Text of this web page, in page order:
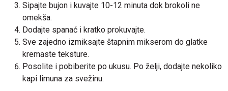
Sipajte bujon i kuvajte 10-12 minuta dok brokoli ne
omekša.
Dodajte spanać i kratko prokuvajte.
Sve zajedno izmiksajte štapnim mikserom do glatke
kremaste teksture.
Posolite i pobiberite po ukusu. Po želji, dodajte nekoliko
kapi limuna za svežinu.